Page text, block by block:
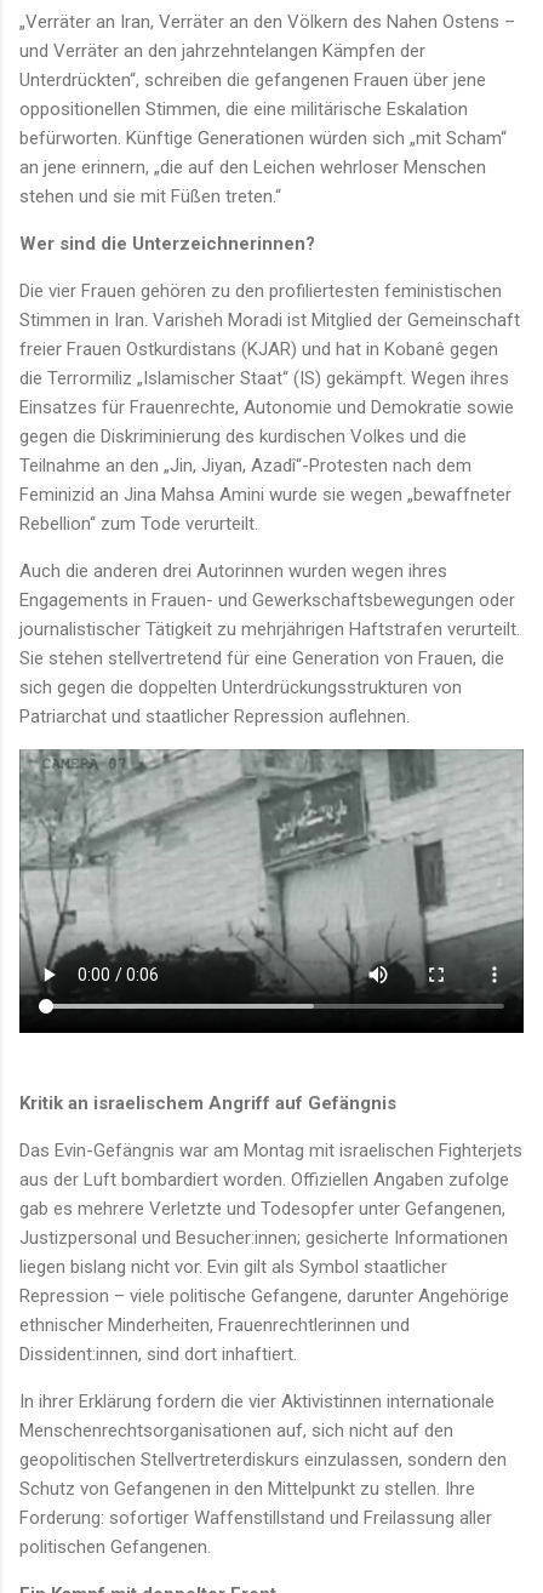
„Verräter an Iran, Verräter an den Völkern des Nahen Ostens –
und Verräter an den jahrzehntelangen Kämpfen der
Unterdrückten“, schreiben die gefangenen Frauen über jene
oppositionellen Stimmen, die eine militärische Eskalation
befürworten. Künftige Generationen würden sich „mit Scham“
an jene erinnern, „die auf den Leichen wehrloser Menschen
stehen und sie mit Füßen treten.“
Wer sind die Unterzeichnerinnen?
Die vier Frauen gehören zu den profiliertesten feministischen
Stimmen in Iran. Varisheh Moradi ist Mitglied der Gemeinschaft
freier Frauen Ostkurdistans (KJAR) und hat in Kobanê gegen
die Terrormiliz „Islamischer Staat“ (IS) gekämpft. Wegen ihres
Einsatzes für Frauenrechte, Autonomie und Demokratie sowie
gegen die Diskriminierung des kurdischen Volkes und die
Teilnahme an den „Jin, Jiyan, Azadî“-Protesten nach dem
Feminizid an Jina Mahsa Amini wurde sie wegen „bewaffneter
Rebellion“ zum Tode verurteilt.
Auch die anderen drei Autorinnen wurden wegen ihres
Engagements in Frauen- und Gewerkschaftsbewegungen oder
journalistischer Tätigkeit zu mehrjährigen Haftstrafen verurteilt.
Sie stehen stellvertretend für eine Generation von Frauen, die
sich gegen die doppelten Unterdrückungsstrukturen von
Patriarchat und staatlicher Repression auflehnen.
Kritik an israelischem Angriff auf Gefängnis
Das Evin-Gefängnis war am Montag mit israelischen Fighterjets
aus der Luft bombardiert worden. Offiziellen Angaben zufolge
gab es mehrere Verletzte und Todesopfer unter Gefangenen,
Justizpersonal und Besucher:innen; gesicherte Informationen
liegen bislang nicht vor. Evin gilt als Symbol staatlicher
Repression – viele politische Gefangene, darunter Angehörige
ethnischer Minderheiten, Frauenrechtlerinnen und
Dissident:innen, sind dort inhaftiert.
In ihrer Erklärung fordern die vier Aktivistinnen internationale
Menschenrechtsorganisationen auf, sich nicht auf den
geopolitischen Stellvertreterdiskurs einzulassen, sondern den
Schutz von Gefangenen in den Mittelpunkt zu stellen. Ihre
Forderung: sofortiger Waffenstillstand und Freilassung aller
politischen Gefangenen.